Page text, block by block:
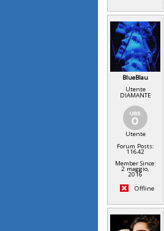
BlueBlau
Utente
DIAMANTE
Utente
Forum Posts:
11642
Member Since:
2 maggio,
2016
Offline